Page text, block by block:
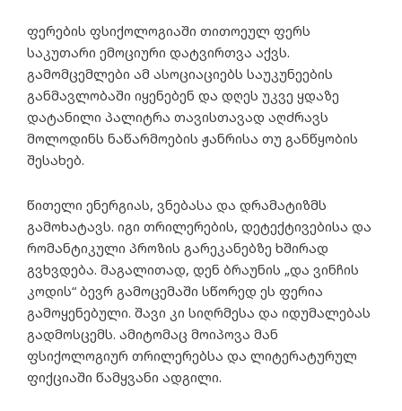
ფერების ფსიქოლოგიაში თითოეულ ფერს
საკუთარი ემოციური დატვირთვა აქვს.
გამომცემლები ამ ასოციაციებს საუკუნეების
განმავლობაში იყენებენ და დღეს უკვე ყდაზე
დატანილი პალიტრა თავისთავად აღძრავს
მოლოდინს ნაწარმოების ჟანრისა თუ განწყობის
შესახებ.
წითელი ენერგიას, ვნებასა და დრამატიზმს
გამოხატავს. იგი თრილერების, დეტექტივებისა და
რომანტიკული პროზის გარეკანებზე ხშირად
გვხვდება. მაგალითად, დენ ბრაუნის „და ვინჩის
კოდის“ ბევრ გამოცემაში სწორედ ეს ფერია
გამოყენებული. შავი კი სიღრმესა და იდუმალებას
გადმოსცემს. ამიტომაც მოიპოვა მან
ფსიქოლოგიურ თრილერებსა და ლიტერატურულ
ფიქციაში წამყვანი ადგილი.